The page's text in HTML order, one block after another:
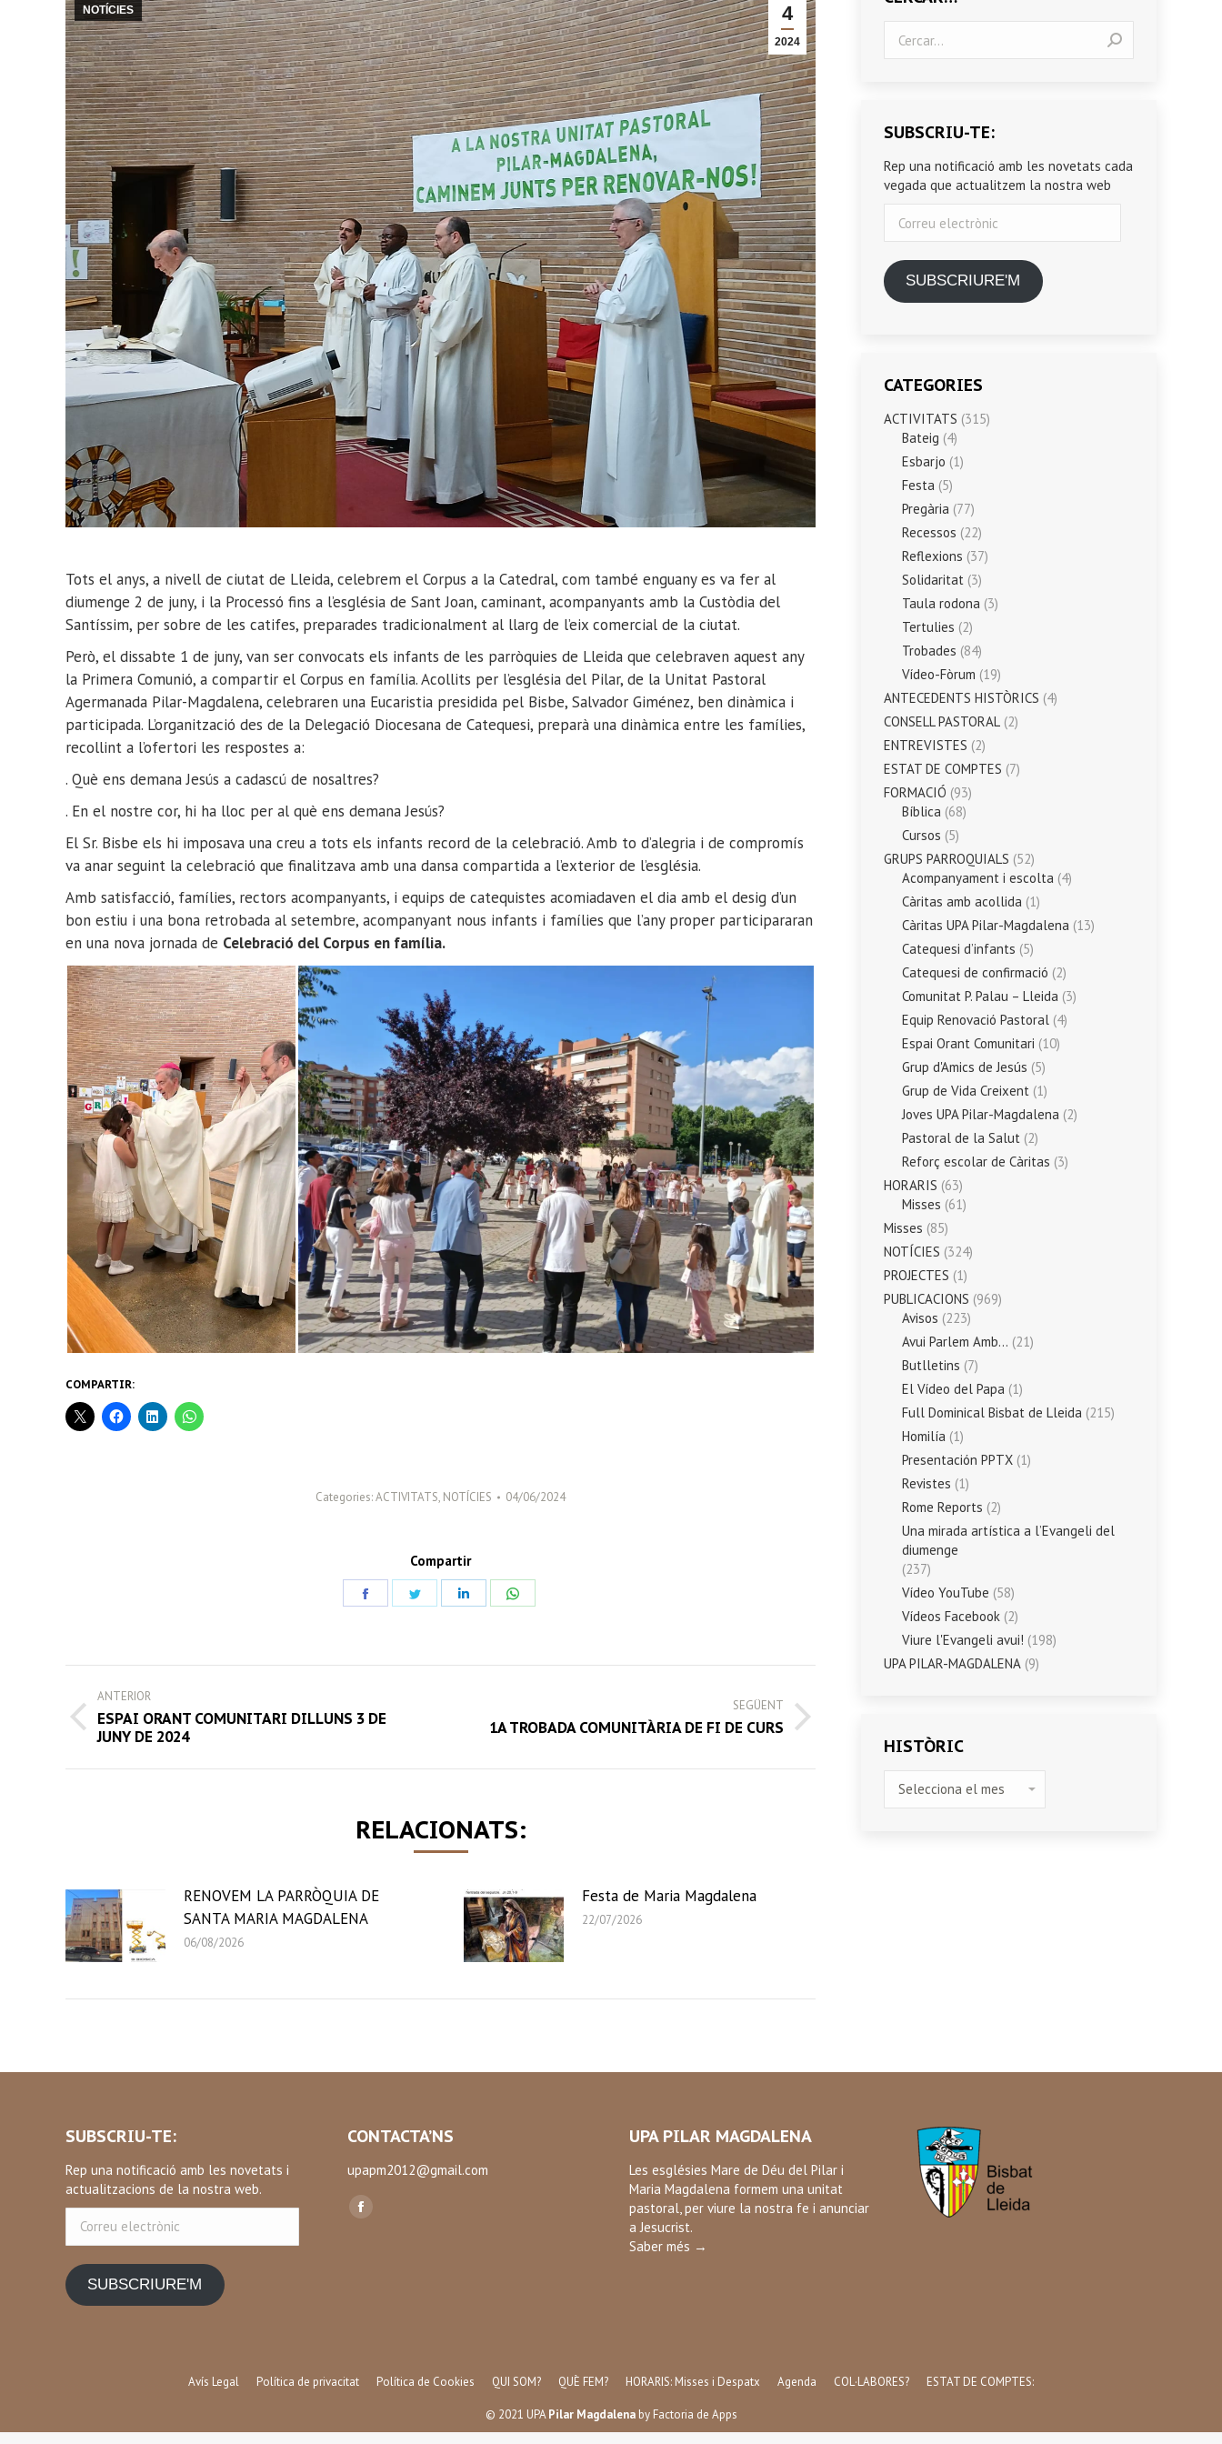
4
2024
NOTÍCIES
Tots el anys, a nivell de ciutat de Lleida, celebrem el Corpus a la Catedral, com també enguany es va fer al
diumenge 2 de juny, i la Processó fins a l’església de Sant Joan, caminant, acompanyants amb la Custòdia del
Santíssim, per sobre de les catifes, preparades tradicionalment al llarg de l’eix comercial de la ciutat.
Però, el dissabte 1 de juny, van ser convocats els infants de les parròquies de Lleida que celebraven aquest any
la Primera Comunió, a compartir el Corpus en família. Acollits per l’església del Pilar, de la Unitat Pastoral
Agermanada Pilar-Magdalena, celebraren una Eucaristia presidida pel Bisbe, Salvador Giménez, ben dinàmica i
participada. L’organització des de la Delegació Diocesana de Catequesi, preparà una dinàmica entre les famílies,
recollint a l’ofertori les respostes a:
. Què ens demana Jesús a cadascú de nosaltres?
. En el nostre cor, hi ha lloc per al què ens demana Jesús?
El Sr. Bisbe els hi imposava una creu a tots els infants record de la celebració. Amb to d’alegria i de compromís
va anar seguint la celebració que finalitzava amb una dansa compartida a l’exterior de l’església.
Amb satisfacció, famílies, rectors acompanyants, i equips de catequistes acomiadaven el dia amb el desig d’un
bon estiu i una bona retrobada al setembre, acompanyant nous infants i famílies que l’any proper participararan
en una nova jornada de Celebració del Corpus en família.
COMPARTIR:
Categories:ACTIVITATS, NOTÍCIES 04/06/2024
Compartir
Share
Share
POST
NAVIGATION
ANTERIOR
Previous
ESPAI ORANT COMUNITARI DILLUNS 3 DE
JUNY DE 2024
SEGÜENT
Next1A TROBADA COMUNITÀRIA DE FI DE CURS
RELACIONATS:
RENOVEM LA PARRÒQUIA DE
SANTA MARIA MAGDALENA
06/08/2026
Festa de Maria Magdalena
22/07/2026
SUBSCRIU-TE:
Rep una notificació amb les novetats cada
vegada que actualitzem la nostra web
electrònic
SUBSCRIURE'M
CATEGORIES
ACTIVITATS (315)
Bateig (4)
Esbarjo (1)
Festa (5)
Pregària (77)
Recessos (22)
Reflexions (37)
Solidaritat (3)
Taula rodona (3)
Tertulies (2)
Trobades (84)
Vídeo-Fòrum (19)
ANTECEDENTS HISTÒRICS (4)
CONSELL PASTORAL (2)
ENTREVISTES (2)
ESTAT DE COMPTES (7)
FORMACIÓ (93)
Bíblica (68)
Cursos (5)
GRUPS PARROQUIALS (52)
Acompanyament i escolta (4)
Càritas amb acollida (1)
Càritas UPA Pilar-Magdalena (13)
Catequesi d’infants (5)
Catequesi de confirmació (2)
Comunitat P. Palau – Lleida (3)
Equip Renovació Pastoral (4)
Espai Orant Comunitari (10)
Grup d'Amics de Jesús (5)
Grup de Vida Creixent (1)
Joves UPA Pilar-Magdalena (2)
Pastoral de la Salut (2)
Reforç escolar de Càritas (3)
HORARIS (63)
Misses (61)
Misses (85)
NOTÍCIES (324)
PROJECTES (1)
PUBLICACIONS (969)
Avisos (223)
Avui Parlem Amb… (21)
Butlletins (7)
El Vídeo del Papa (1)
Full Dominical Bisbat de Lleida (215)
Homilía (1)
Presentación PPTX (1)
Revistes (1)
Rome Reports (2)
Una mirada artística a l’Evangeli del
diumenge
(237)
Vídeo YouTube (58)
Vídeos Facebook (2)
Viure l'Evangeli avui! (198)
UPA PILAR-MAGDALENA (9)
HISTÒRIC
SUBSCRIU-TE:
Rep una notificació amb les novetats i
actualitzacions de la nostra web.
electrònic
SUBSCRIURE'M
CONTACTA’NS
upapm2012@gmail.com
Find us on:
Facebook
UPA PILAR MAGDALENA
Les esglésies Mare de Déu del Pilar i
Maria Magdalena formem una unitat
pastoral, per viure la nostra fe i anunciar
a Jesucrist.
Saber més →
Avís Legal Política de privacitat Política de Cookies QUI SOM? QUÈ FEM? HORARIS: Misses i Despatx Agenda COL·LABORES? ESTAT DE COMPTES:
© 2021 UPAPilar Magdalenaby Factoria de Apps